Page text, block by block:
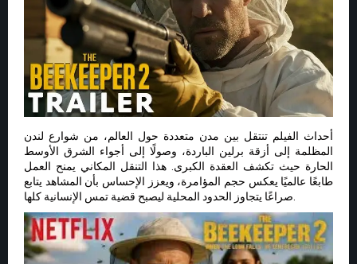
أحداث الفيلم تنتقل بين مدن متعددة حول العالم، من شوارع لندن
المظلمة إلى أزقة برلين الباردة، وصولًا إلى أجواء الشرق الأوسط
الحارة حيث تكشف العقدة الكبرى. هذا التنقل المكاني يمنح العمل
طابعًا عالميًا يعكس حجم المؤامرة، ويعزز الإحساس بأن المشاهد يتابع